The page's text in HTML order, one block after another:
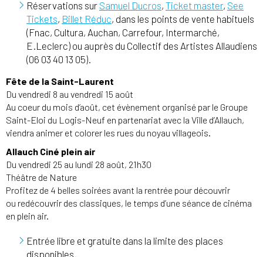
Réservations sur Samuel Ducros, Ticket master, See
Tickets, Billet Réduc, dans les points de vente habituels
(Fnac, Cultura, Auchan, Carrefour, Intermarché,
E.Leclerc) ou auprès du Collectif des Artistes Allaudiens
(06 03 40 13 05).
Fête de la Saint-Laurent
Du vendredi 8 au vendredi 15 août
Au coeur du mois d’août, cet évènement organisé par le Groupe
Saint-Eloi du Logis-Neuf en partenariat avec la Ville d’Allauch,
viendra animer et colorer les rues du noyau villageois.
Allauch Ciné plein air
Du vendredi 25 au lundi 28 août, 21h30
Théâtre de Nature
Profitez de 4 belles soirées avant la rentrée pour découvrir
ou redécouvrir des classiques, le temps d’une séance de cinéma
en plein air.
Entrée libre et gratuite dans la limite des places
disponibles.